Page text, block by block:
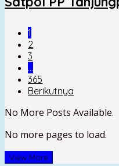
1
2
3
…
365
Berikutnya
No More Posts Available.
No more pages to load.
View More